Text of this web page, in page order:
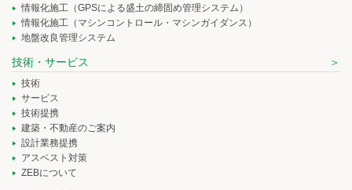
情報化施工（GPSによる盛土の締固め管理システム）
情報化施工（マシンコントロール・マシンガイダンス）
地盤改良管理システム
技術・サービス
技術
サービス
技術提携
建築・不動産のご案内
設計業務提携
アスベスト対策
ZEBについて